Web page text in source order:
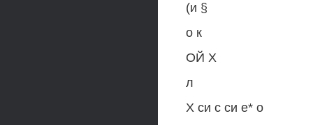
(и §
о к
ОЙ X
л
X си с си е* о